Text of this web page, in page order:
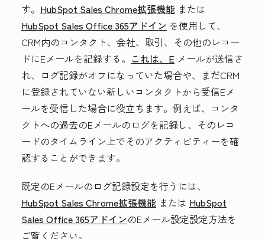
す。 HubSpot Sales Chrome拡張機能 または
HubSpot Sales Office 365アドイン を使用して、
CRM内のコンタクト、会社、取引、その他のレコー
ドにEメールを記録する。 これは、E メールが送信さ
れ、ログ記録がオフになっていた場合や、まだCRM
に登録されていない新しいコンタクトから受信Eメ
ールを受信した場合に役立ちます。例えば、コンタ
クトへの過去のEメールのログを記録し、そのレコ
ードのタイムライン上でそのアクティビティーを確
認することができます。
既定のEメールのログ記録設定を行うには、
HubSpot Sales Chrome拡張機能 または HubSpot
Sales Office 365アドインのEメール設定設定方法を
ご覧ください。